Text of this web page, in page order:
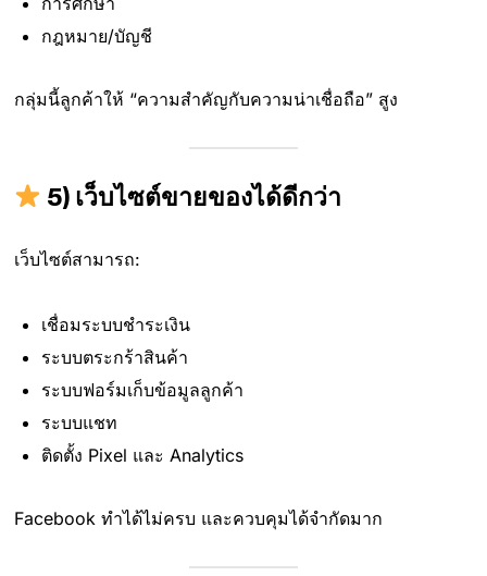
กฎหมาย/บัญชี
กลุ่มนี้ลูกค้าให้ “ความสำคัญกับความน่าเชื่อถือ” สูง
5) เว็บไซต์ขายของได้ดีกว่า
เว็บไซต์สามารถ:
เชื่อมระบบชำระเงิน
ระบบตระกร้าสินค้า
ระบบฟอร์มเก็บข้อมูลลูกค้า
ระบบแชท
ติดตั้ง Pixel และ Analytics
Facebook ทำได้ไม่ครบ และควบคุมได้จำกัดมาก